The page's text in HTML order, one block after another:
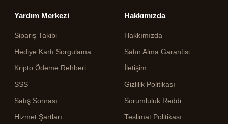
Yardım Merkezi
Sipariş Takibi
Hediye Kartı Sorgulama
Kripto Ödeme Rehberi
SSS
Satış Sonrası
Hizmet Şartları
Hakkımızda
Hakkımızda
Satın Alma Garantisi
İletişim
Gizlilik Politikası
Sorumluluk Reddi
Teslimat Politikası